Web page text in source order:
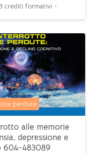
crediti formativi -
alle memorie
depressione e
604-483089
perdute